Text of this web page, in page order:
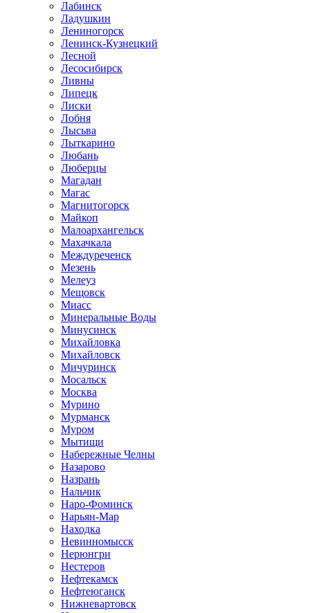
Лабинск
Ладушкин
Лениногорск
Ленинск-Кузнецкий
Лесной
Лесосибирск
Ливны
Липецк
Лиски
Лобня
Лысьва
Лыткарино
Любань
Люберцы
Магадан
Магас
Магнитогорск
Майкоп
Малоархангельск
Махачкала
Междуреченск
Мезень
Мелеуз
Мещовск
Миасс
Минеральные Воды
Минусинск
Михайловка
Михайловск
Мичуринск
Мосальск
Москва
Мурино
Мурманск
Муром
Мытищи
Набережные Челны
Назарово
Назрань
Нальчик
Наро-Фоминск
Нарьян-Мар
Находка
Невинномысск
Нерюнгри
Нестеров
Нефтекамск
Нефтеюганск
Нижневартовск